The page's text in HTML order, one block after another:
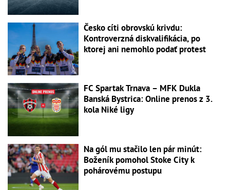
Česko cíti obrovskú krivdu:
Kontroverzná diskvalifikácia, po
ktorej ani nemohlo podať protest
FC Spartak Trnava – MFK Dukla
Banská Bystrica: Online prenos z 3.
kola Niké ligy
Na gól mu stačilo len pár minút:
Boženík pomohol Stoke City k
pohárovému postupu